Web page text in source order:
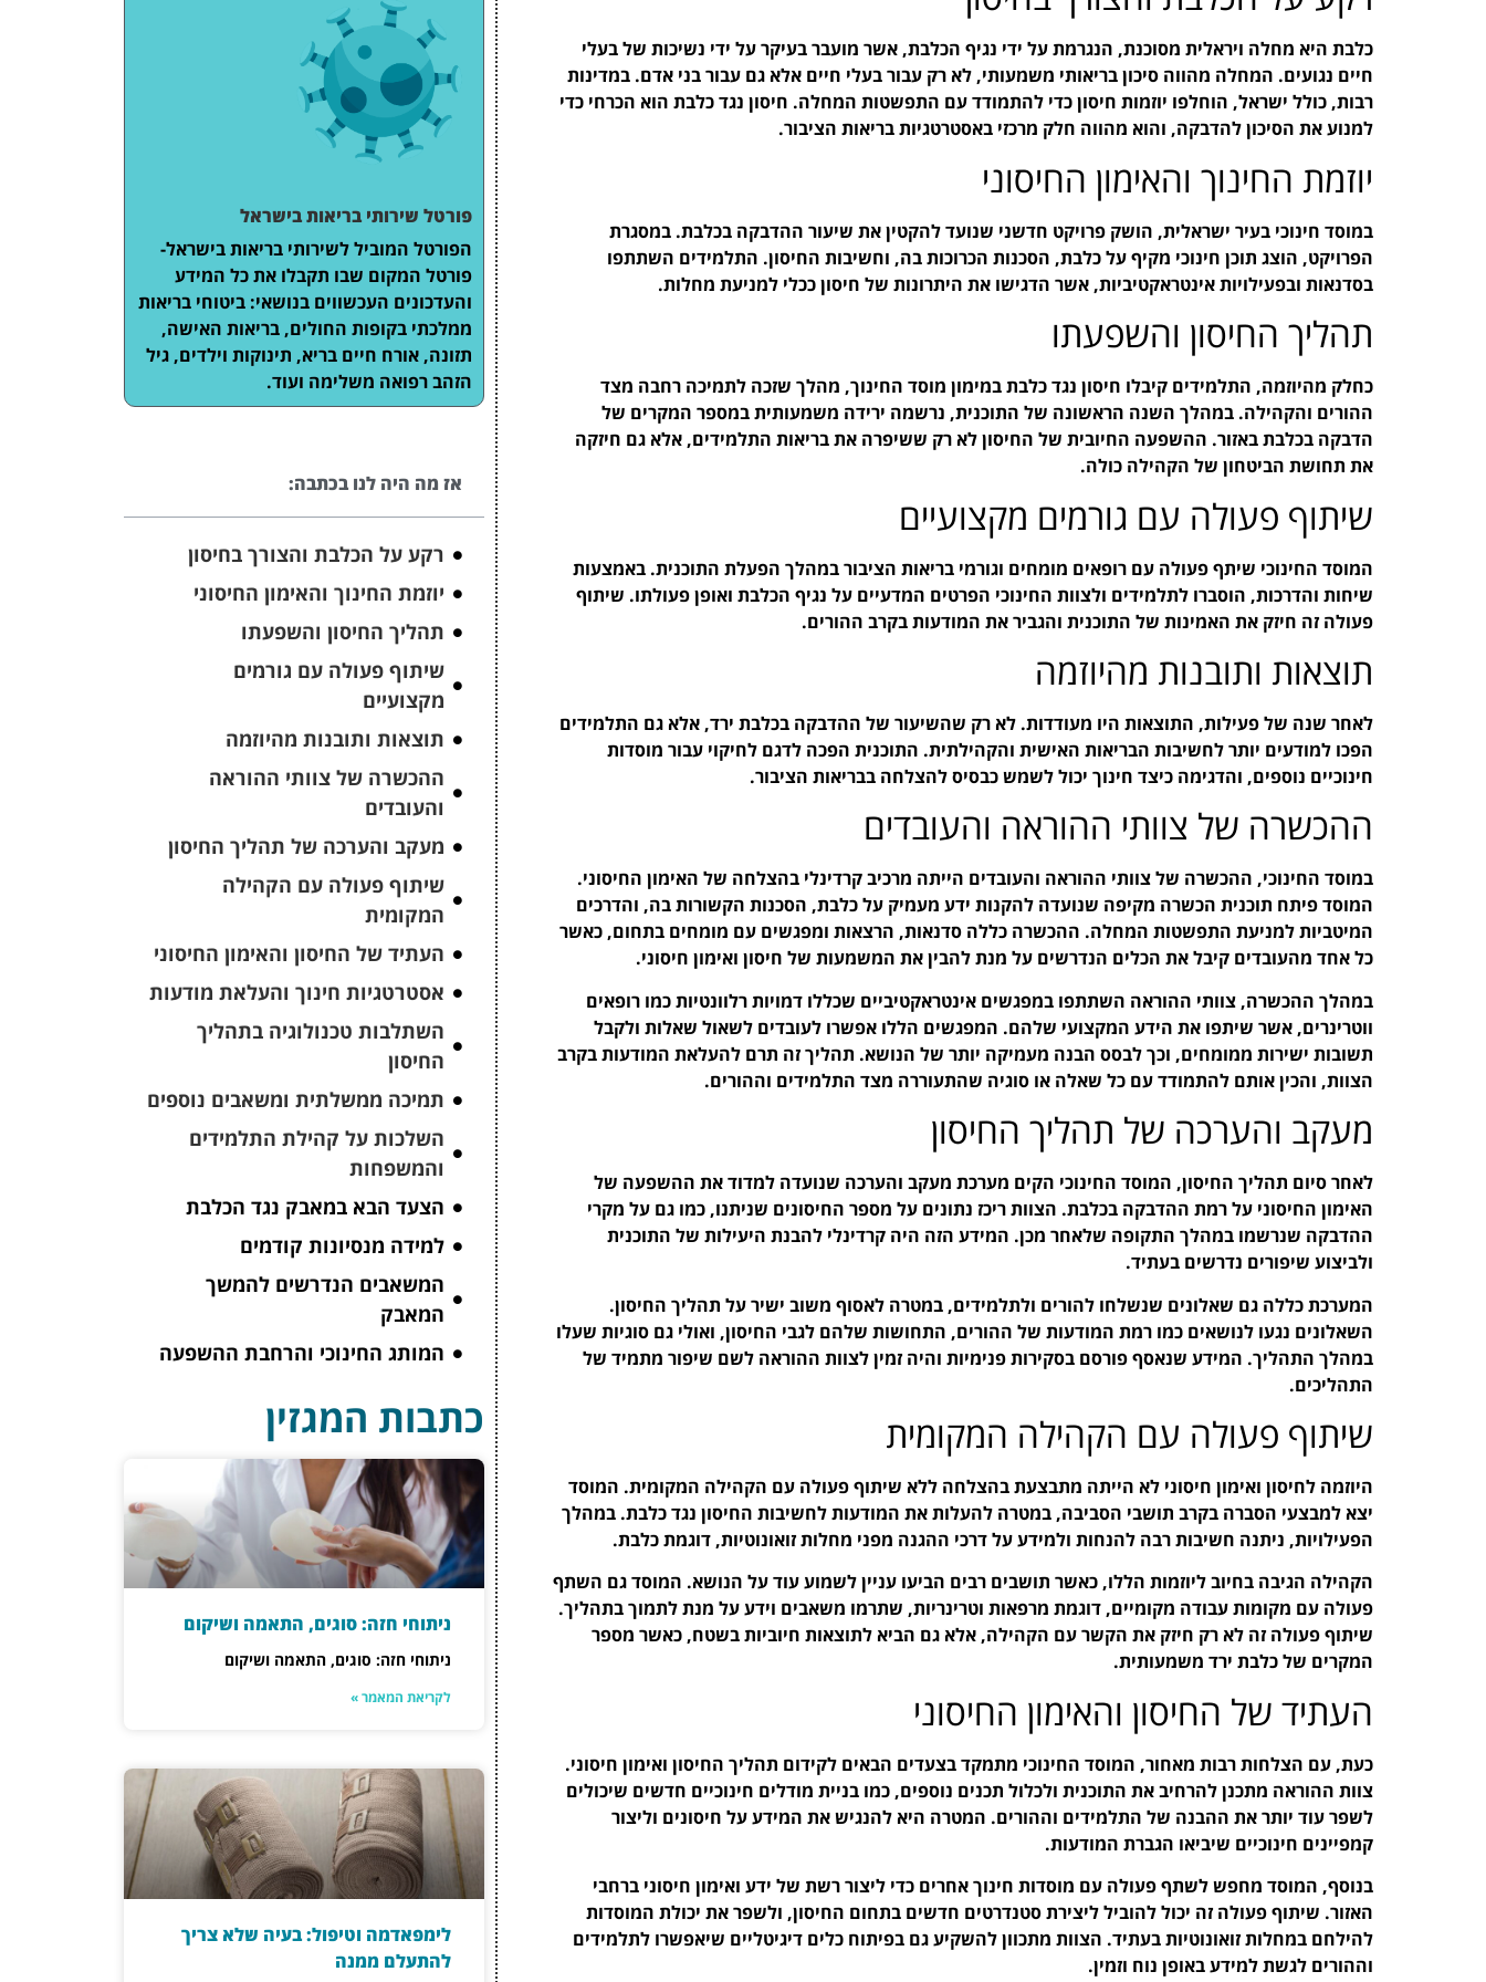
כלבת היא מחלה ויראלית מסוכנת, הנגרמת על ידי נגיף הכלבת, אשר מועבר בעיקר על ידי נשיכות של בעלי
חיים נגועים. המחלה מהווה סיכון בריאותי משמעותי, לא רק עבור בעלי חיים אלא גם עבור בני אדם. במדינות
רבות, כולל ישראל, הוחלפו יוזמות חיסון כדי להתמודד עם התפשטות המחלה. חיסון נגד כלבת הוא הכרחי כדי
למנוע את הסיכון להדבקה, והוא מהווה חלק מרכזי באסטרטגיות בריאות הציבור.
יוזמת החינוך והאימון החיסוני
במוסד חינוכי בעיר ישראלית, הושק פרויקט חדשני שנועד להקטין את שיעור ההדבקה בכלבת. במסגרת
הפרויקט, הוצג תוכן חינוכי מקיף על כלבת, הסכנות הכרוכות בה, וחשיבות החיסון. התלמידים השתתפו
בסדנאות ובפעילויות אינטראקטיביות, אשר הדגישו את היתרונות של חיסון ככלי למניעת מחלות.
תהליך החיסון והשפעתו
כחלק מהיוזמה, התלמידים קיבלו חיסון נגד כלבת במימון מוסד החינוך, מהלך שזכה לתמיכה רחבה מצד
ההורים והקהילה. במהלך השנה הראשונה של התוכנית, נרשמה ירידה משמעותית במספר המקרים של
הדבקה בכלבת באזור. ההשפעה החיובית של החיסון לא רק ששיפרה את בריאות התלמידים, אלא גם חיזקה
את תחושת הביטחון של הקהילה כולה.
שיתוף פעולה עם גורמים מקצועיים
המוסד החינוכי שיתף פעולה עם רופאים מומחים וגורמי בריאות הציבור במהלך הפעלת התוכנית. באמצעות
שיחות והדרכות, הוסברו לתלמידים ולצוות החינוכי הפרטים המדעיים על נגיף הכלבת ואופן פעולתו. שיתוף
פעולה זה חיזק את האמינות של התוכנית והגביר את המודעות בקרב ההורים.
תוצאות ותובנות מהיוזמה
לאחר שנה של פעילות, התוצאות היו מעודדות. לא רק שהשיעור של ההדבקה בכלבת ירד, אלא גם התלמידים
הפכו למודעים יותר לחשיבות הבריאות האישית והקהילתית. התוכנית הפכה לדגם לחיקוי עבור מוסדות
חינוכיים נוספים, והדגימה כיצד חינוך יכול לשמש כבסיס להצלחה בבריאות הציבור.
ההכשרה של צוותי ההוראה והעובדים
במוסד החינוכי, ההכשרה של צוותי ההוראה והעובדים הייתה מרכיב קרדינלי בהצלחה של האימון החיסוני.
המוסד פיתח תוכנית הכשרה מקיפה שנועדה להקנות ידע מעמיק על כלבת, הסכנות הקשורות בה, והדרכים
המיטביות למניעת התפשטות המחלה. ההכשרה כללה סדנאות, הרצאות ומפגשים עם מומחים בתחום, כאשר
כל אחד מהעובדים קיבל את הכלים הנדרשים על מנת להבין את המשמעות של חיסון ואימון חיסוני.
במהלך ההכשרה, צוותי ההוראה השתתפו במפגשים אינטראקטיביים שכללו דמויות רלוונטיות כמו רופאים
ווטרינרים, אשר שיתפו את הידע המקצועי שלהם. המפגשים הללו אפשרו לעובדים לשאול שאלות ולקבל
תשובות ישירות ממומחים, וכך לבסס הבנה מעמיקה יותר של הנושא. תהליך זה תרם להעלאת המודעות בקרב
הצוות, והכין אותם להתמודד עם כל שאלה או סוגיה שהתעוררה מצד התלמידים וההורים.
מעקב והערכה של תהליך החיסון
לאחר סיום תהליך החיסון, המוסד החינוכי הקים מערכת מעקב והערכה שנועדה למדוד את ההשפעה של
האימון החיסוני על רמת ההדבקה בכלבת. הצוות ריכז נתונים על מספר החיסונים שניתנו, כמו גם על מקרי
ההדבקה שנרשמו במהלך התקופה שלאחר מכן. המידע הזה היה קרדינלי להבנת היעילות של התוכנית
ולביצוע שיפורים נדרשים בעתיד.
המערכת כללה גם שאלונים שנשלחו להורים ולתלמידים, במטרה לאסוף משוב ישיר על תהליך החיסון.
השאלונים נגעו לנושאים כמו רמת המודעות של ההורים, התחושות שלהם לגבי החיסון, ואולי גם סוגיות שעלו
במהלך התהליך. המידע שנאסף פורסם בסקירות פנימיות והיה זמין לצוות ההוראה לשם שיפור מתמיד של
התהליכים.
שיתוף פעולה עם הקהילה המקומית
היוזמה לחיסון ואימון חיסוני לא הייתה מתבצעת בהצלחה ללא שיתוף פעולה עם הקהילה המקומית. המוסד
יצא למבצעי הסברה בקרב תושבי הסביבה, במטרה להעלות את המודעות לחשיבות החיסון נגד כלבת. במהלך
הפעילויות, ניתנה חשיבות רבה להנחות ולמידע על דרכי ההגנה מפני מחלות זואונוטיות, דוגמת כלבת.
הקהילה הגיבה בחיוב ליוזמות הללו, כאשר תושבים רבים הביעו עניין לשמוע עוד על הנושא. המוסד גם השתף
פעולה עם מקומות עבודה מקומיים, דוגמת מרפאות וטרינריות, שתרמו משאבים וידע על מנת לתמוך בתהליך.
שיתוף פעולה זה לא רק חיזק את הקשר עם הקהילה, אלא גם הביא לתוצאות חיוביות בשטח, כאשר מספר
המקרים של כלבת ירד משמעותית.
העתיד של החיסון והאימון החיסוני
כעת, עם הצלחות רבות מאחור, המוסד החינוכי מתמקד בצעדים הבאים לקידום תהליך החיסון ואימון חיסוני.
צוות ההוראה מתכנן להרחיב את התוכנית ולכלול תכנים נוספים, כמו בניית מודלים חינוכיים חדשים שיכולים
לשפר עוד יותר את ההבנה של התלמידים וההורים. המטרה היא להנגיש את המידע על חיסונים וליצור
קמפיינים חינוכיים שיביאו הגברת המודעות.
בנוסף, המוסד מחפש לשתף פעולה עם מוסדות חינוך אחרים כדי ליצור רשת של ידע ואימון חיסוני ברחבי
האזור. שיתוף פעולה זה יכול להוביל ליצירת סטנדרטים חדשים בתחום החיסון, ולשפר את יכולת המוסדות
להילחם במחלות זואונוטיות בעתיד. הצוות מתכוון להשקיע גם בפיתוח כלים דיגיטליים שיאפשרו לתלמידים
וההורים לגשת למידע באופן נוח וזמין.
פורטל שירותי בריאות בישראל
הפורטל המוביל לשירותי בריאות בישראל-
פורטל המקום שבו תקבלו את כל המידע
והעדכונים העכשווים בנושאי: ביטוחי בריאות
ממלכתי בקופות החולים, בריאות האישה,
תזונה, אורח חיים בריא, תינוקות וילדים, גיל
הזהב רפואה משלימה ועוד.
אז מה היה לנו בכתבה:
רקע על הכלבת והצורך בחיסון
יוזמת החינוך והאימון החיסוני
תהליך החיסון והשפעתו
שיתוף פעולה עם גורמים
מקצועיים
תוצאות ותובנות מהיוזמה
ההכשרה של צוותי ההוראה
והעובדים
מעקב והערכה של תהליך החיסון
שיתוף פעולה עם הקהילה
המקומית
העתיד של החיסון והאימון החיסוני
אסטרטגיות חינוך והעלאת מודעות
השתלבות טכנולוגיה בתהליך
החיסון
תמיכה ממשלתית ומשאבים נוספים
השלכות על קהילת התלמידים
והמשפחות
הצעד הבא במאבק נגד הכלבת
למידה מנסיונות קודמים
המשאבים הנדרשים להמשך
המאבק
המותג החינוכי והרחבת ההשפעה
כתבות המגזין
ניתוחי חזה: סוגים, התאמה ושיקום
ניתוחי חזה: סוגים, התאמה ושיקום
לקריאת המאמר »
לימפאדמה וטיפול: בעיה שלא צריך
להתעלם ממנה